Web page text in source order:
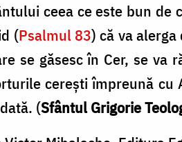
ceea ce este bun de
(Psalmul 83) că va
se găsesc în Cer, se va
cerești împreună cu
(Sfântul Grigorie